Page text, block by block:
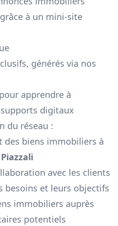
grâce à un mini-site
générés via nos
apprendre à
digitaux
du réseau :
des biens immobiliers à
Piazzali
avec les clients
besoins et leurs objectifs
immobiliers auprès
potentiels